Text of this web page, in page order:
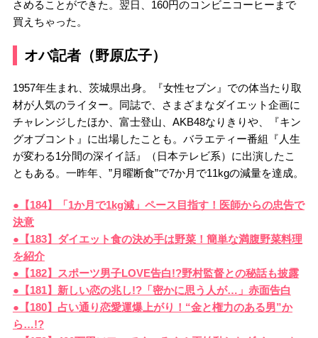
さめることができた。翌日、160円のコンビニコーヒーまで
買えちゃった。
オバ記者（野原広子）
1957年生まれ、茨城県出身。『女性セブン』での体当たり取
材が人気のライター。同誌で、さまざまなダイエット企画に
チャレンジしたほか、富士登山、AKB48なりきりや、『キン
グオブコント』に出場したことも。バラエティー番組『人生
が変わる1分間の深イイ話』（日本テレビ系）に出演したこ
ともある。一昨年、”月曜断食”で7か月で11kgの減量を達成。
●【184】「1か月で1kg減」ペース目指す！医師からの忠告で
決意
●【183】ダイエット食の決め手は野菜！簡単な満腹野菜料理
を紹介
●【182】スポーツ男子LOVE告白!?野村監督との秘話も披露
●【181】新しい恋の兆し!?「密かに思う人が…」赤面告白
●【180】占い通り恋愛運爆上がり！“金と権力のある男”か
ら…!?